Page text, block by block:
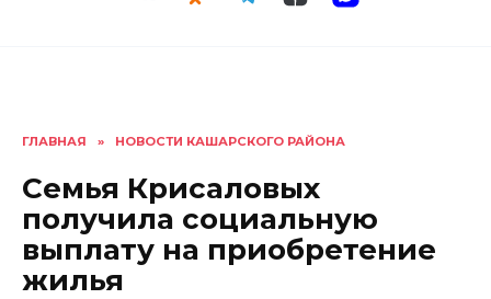
ГЛАВНАЯ » НОВОСТИ КАШАРСКОГО РАЙОНА
Семья Крисаловых
получила социальную
выплату на приобретение
жилья